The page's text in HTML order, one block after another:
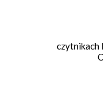
czytnikach